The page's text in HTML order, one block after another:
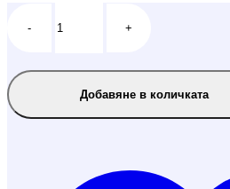
- +
Добавяне в количката